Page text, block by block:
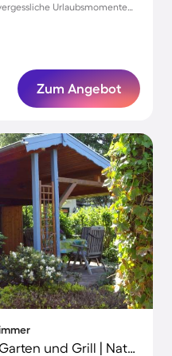
Urlaubsmomente
Zum Angebot
Ferienhaus mit Terrasse, Garten und Grill | Naturblick